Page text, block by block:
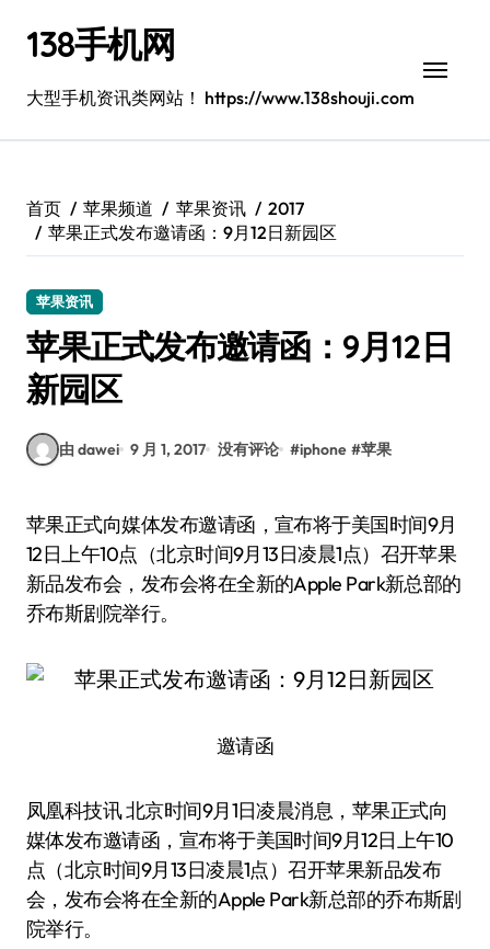
138手机网
大型手机资讯类网站！ https://www.138shouji.com
首页 苹果频道 苹果资讯
2017
苹果正式发布邀请函：9月12日新园区
苹果资讯
苹果正式发布邀请函：9月12日
新园区
由 dawei 9 月 1, 2017 没有评论 #iphone #苹果
苹果正式向媒体发布邀请函，宣布将于美国时间9月
12日上午10点（北京时间9月13日凌晨1点）召开苹果
新品发布会，发布会将在全新的Apple Park新总部的
乔布斯剧院举行。
邀请函
凤凰科技讯 北京时间9月1日凌晨消息，苹果正式向
媒体发布邀请函，宣布将于美国时间9月12日上午10
点（北京时间9月13日凌晨1点）召开苹果新品发布
会，发布会将在全新的Apple Park新总部的乔布斯剧
院举行。